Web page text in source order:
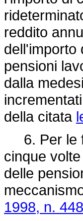
reddito
dell'importo
pensioni
dalla
della citata
6. Per le
cinque
delle
1998, n. 448